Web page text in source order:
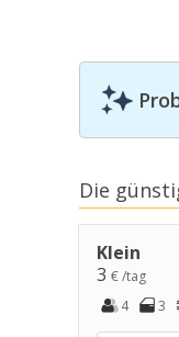
Die
Klein
3 € /tag
4
3